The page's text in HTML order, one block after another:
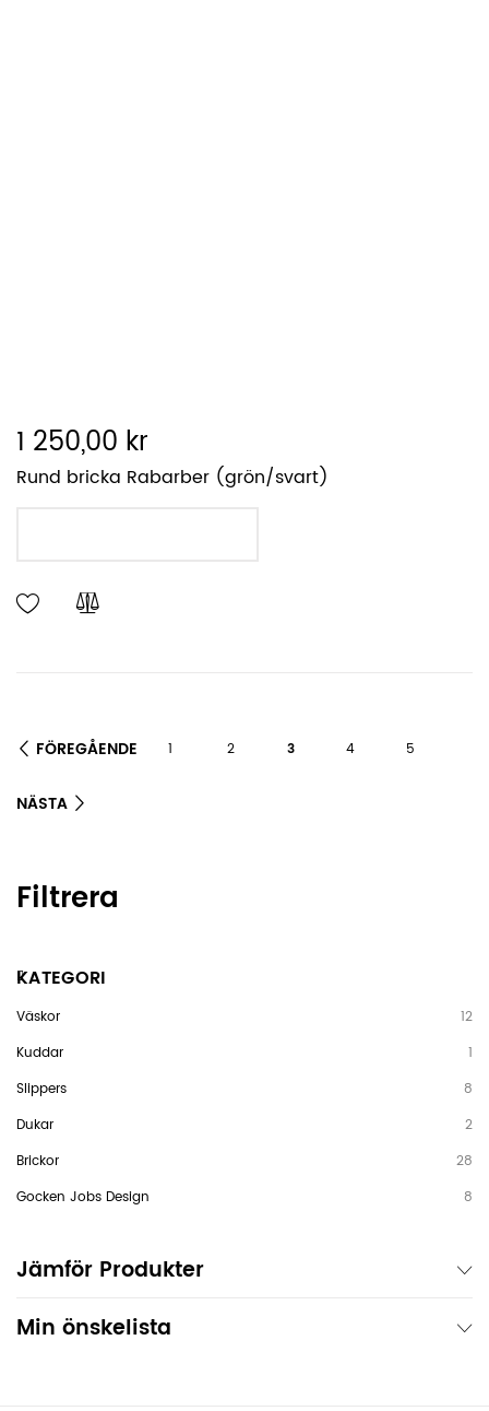
1 250,00 kr
Rund bricka Rabarber (grön/svart)
FÖREGÅENDE 1 2 3 4 5
NÄSTA
Filtrera
KATEGORI
Väskor
12
Kuddar
1
Slippers
8
Dukar
2
Brickor
28
Gocken Jobs Design
8
Jämför Produkter
Min önskelista